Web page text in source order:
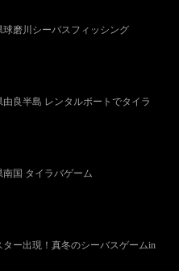
球磨川シーバスフィッシング
由良半島 レンタルボートでタイラ
南国 タイラバゲーム
ター出現！真冬のシーバスゲームin